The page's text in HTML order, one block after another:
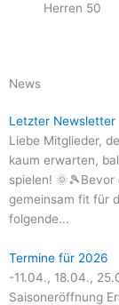
Herren 50
News
Letzter Newsletter
Liebe Mitglieder,
kaum erwarten,
spielen!
gemeinsam fit für
folgende...
Termine für 2026
-11.04., 18.04.,
Saisoneröffnung